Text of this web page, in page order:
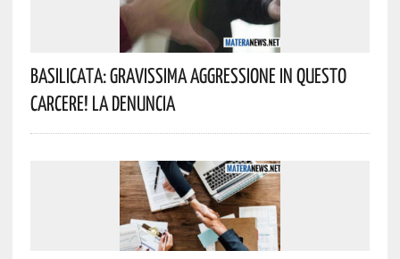
Basilicata: Gravissima Aggressione In Questo
Carcere! La Denuncia